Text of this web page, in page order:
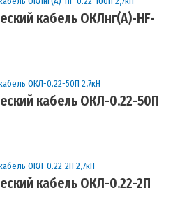
кабель ОКЛнг(A)-HF-
кабель ОКЛ-0.22-50П
кабель ОКЛ-0.22-2П